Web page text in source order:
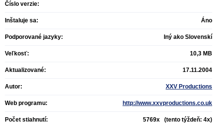
Číslo verzie:
Inštaluje sa: Áno
Podporované jazyky: Iný ako Slovenskí
Veľkosť: 10,3 MB
Aktualizované: 17.11.2004
Autor: XXV Productions
Web programu: http://www.xxvproductions.co.uk
Počet stiahnutí: 5769x (tento týždeň: 4x)